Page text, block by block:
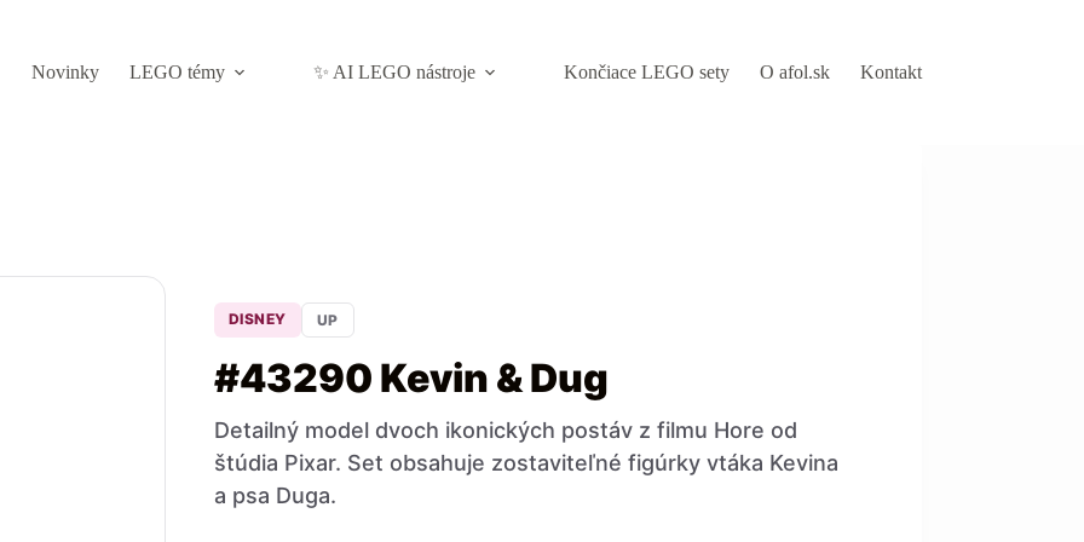
Novinky
LEGO témy ✨ AI LEGO nástroje Končiace LEGO sety O afol.sk Kontakt
DISNEY UP
#43290 Kevin & Dug
Detailný model dvoch ikonických postáv z filmu Hore od
štúdia Pixar. Set obsahuje zostaviteľné figúrky vtáka Kevina
a psa Duga.